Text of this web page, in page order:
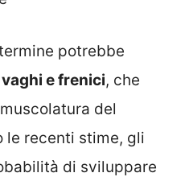
potrebbe
e frenici, che
del
le recenti stime, gli
di sviluppare